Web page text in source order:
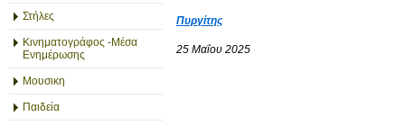
Στήλες
Κινηματογράφος -Μέσα
Ενημέρωσης
Μουσικη
Παιδεία
Πυργίτης
25 Μαΐου 2025